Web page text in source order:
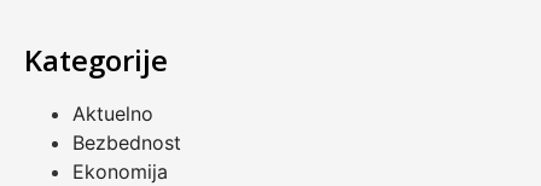
Kategorije
Aktuelno
Bezbednost
Ekonomija